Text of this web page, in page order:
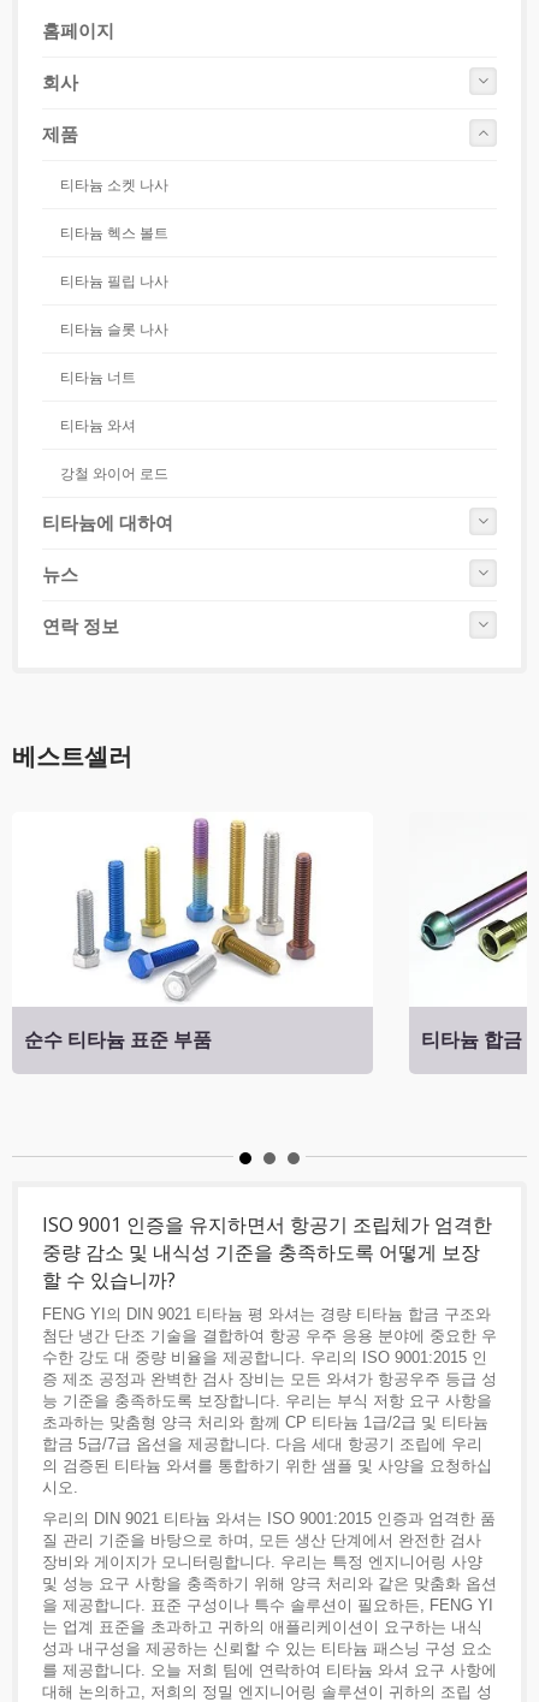
홈페이지
회사
제품
티타늄 소켓 나사
티타늄 헥스 볼트
티타늄 필립 나사
티타늄 슬롯 나사
티타늄 너트
티타늄 와셔
강철 와이어 로드
티타늄에 대하여
뉴스
연락 정보
베스트셀러
순수 티타늄 표준 부품 티타늄 합금
ISO 9001 인증을 유지하면서 항공기 조립체가 엄격한
중량 감소 및 내식성 기준을 충족하도록 어떻게 보장
할 수 있습니까?
FENG YI의 DIN 9021 티타늄 평 와셔는 경량 티타늄 합금 구조와
첨단 냉간 단조 기술을 결합하여 항공 우주 응용 분야에 중요한 우
수한 강도 대 중량 비율을 제공합니다. 우리의 ISO 9001:2015 인
증 제조 공정과 완벽한 검사 장비는 모든 와셔가 항공우주 등급 성
능 기준을 충족하도록 보장합니다. 우리는 부식 저항 요구 사항을
초과하는 맞춤형 양극 처리와 함께 CP 티타늄 1급/2급 및 티타늄
합금 5급/7급 옵션을 제공합니다. 다음 세대 항공기 조립에 우리
의 검증된 티타늄 와셔를 통합하기 위한 샘플 및 사양을 요청하십
시오.
우리의 DIN 9021 티타늄 와셔는 ISO 9001:2015 인증과 엄격한 품
질 관리 기준을 바탕으로 하며, 모든 생산 단계에서 완전한 검사
장비와 게이지가 모니터링합니다. 우리는 특정 엔지니어링 사양
및 성능 요구 사항을 충족하기 위해 양극 처리와 같은 맞춤화 옵션
을 제공합니다. 표준 구성이나 특수 솔루션이 필요하든, FENG YI
는 업계 표준을 초과하고 귀하의 애플리케이션이 요구하는 내식
성과 내구성을 제공하는 신뢰할 수 있는 티타늄 패스닝 구성 요소
를 제공합니다. 오늘 저희 팀에 연락하여 티타늄 와셔 요구 사항에
대해 논의하고, 저희의 정밀 엔지니어링 솔루션이 귀하의 조립 성